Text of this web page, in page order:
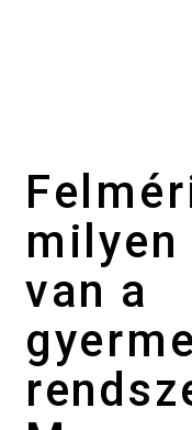
van a